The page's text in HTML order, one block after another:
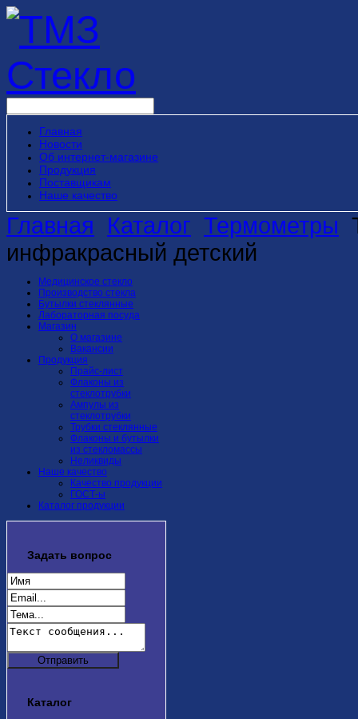
Главная
Новости
Об интернет-магазине
Продукция
Поставщикам
Наше качество
Главная Каталог Термометры
инфракрасный детский
Медицинское стекло
Производство стекла
Бутылки стеклянные
Лабораторная посуда
Магазин
О магазине
Вакансии
Продукция
Прайс-лист
Флаконы из
стеклотрубки
Ампулы из
стеклотрубки
Трубки стеклянные
Флаконы и бутылки
из стекломассы
Неликвиды
Наше качество
Качество продукции
ГОСТ-ы
Каталог продукции
Задать вопрос
Каталог